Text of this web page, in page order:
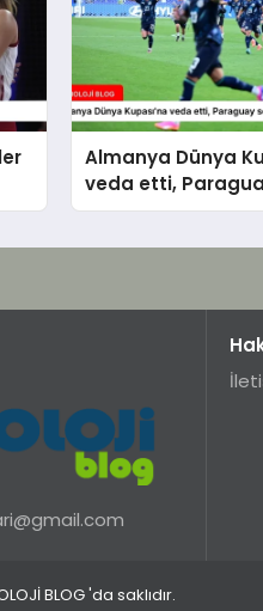
Almanya Dünya
veda etti,
BLOG 'da saklıdır.